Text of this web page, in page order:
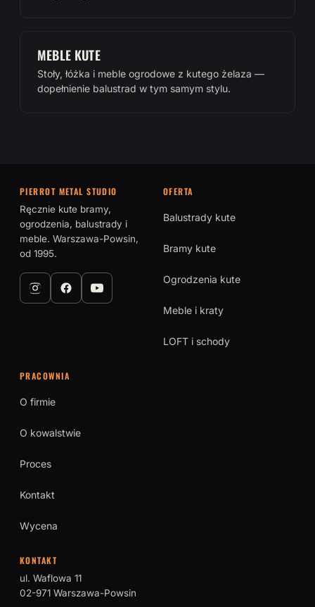
MEBLE KUTE
Stoły, łóżka i meble ogrodowe z kutego żelaza —
dopełnienie balustrad w tym samym stylu.
PIERROT METAL STUDIO
Ręcznie kute bramy,
ogrodzenia, balustrady i
meble. Warszawa-Powsin,
od 1995.
OFERTA
Balustrady kute
Bramy kute
Ogrodzenia kute
Meble i kraty
LOFT i schody
PRACOWNIA
O firmie
O kowalstwie
Proces
Kontakt
Wycena
KONTAKT
ul. Waflowa 11
02-971 Warszawa-Powsin